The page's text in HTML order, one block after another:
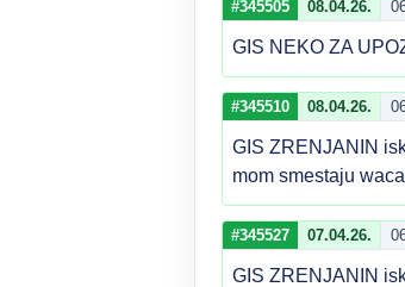
#345505 08.04.26.
GIS NEKO ZA
#345510 08.04.26.
GIS ZRENJANIN
mom smestaju
#345527 07.04.26.
GIS ZRENJANIN